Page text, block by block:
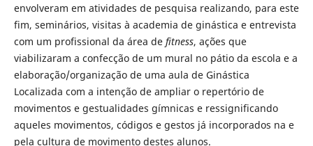
envolveram em atividades de pesquisa realizando, para este
fim, seminários, visitas à academia de ginástica e entrevista
com um profissional da área de fitness, ações que
viabilizaram a confecção de um mural no pátio da escola e a
elaboração/organização de uma aula de Ginástica
Localizada com a intenção de ampliar o repertório de
movimentos e gestualidades gímnicas e ressignificando
aqueles movimentos, códigos e gestos já incorporados na e
pela cultura de movimento destes alunos.